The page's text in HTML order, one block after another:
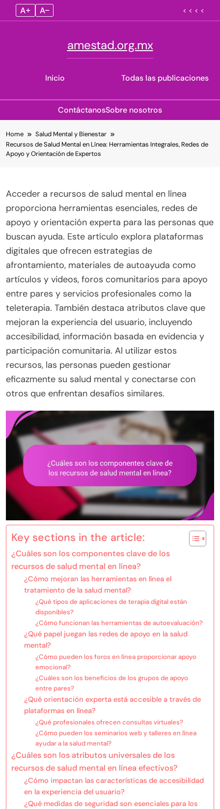
A+ A– < < < <
Inicio
amestad.org.mx
Todas las publicaciones
ContáctanosSobre nosotros
to
content
Home
Salud Mental y Bienestar
Recursos de Salud Mental en Línea: Herramientas Integrales, Redes de
Apoyo y Orientación de Expertos
Acceder a recursos de salud mental en línea
proporciona herramientas esenciales, redes de
apoyo y orientación experta para las personas que
buscan ayuda. Este artículo explora plataformas
digitales que ofrecen estrategias de
afrontamiento, materiales de autoayuda como
artículos y videos, foros comunitarios para apoyo
entre pares y servicios profesionales como la
teleterapia. También destaca atributos clave que
mejoran la experiencia del usuario, incluyendo
accesibilidad, información basada en evidencia y
participación comunitaria. Al utilizar estos
recursos, las personas pueden gestionar
eficazmente su salud mental y conectarse con
otros que enfrentan desafíos similares.
Key sections in the article:
¿Cuáles son los componentes clave de los
recursos de salud mental en línea?
¿Cómo mejoran las herramientas en línea el
tratamiento de la salud mental?
¿Qué tipos de aplicaciones de terapia digital están
disponibles?
¿Cómo funcionan las herramientas de autoevaluación?
¿Qué papel juegan las redes de apoyo en la salud
mental?
¿Cómo pueden los foros en línea proporcionar apoyo
emocional?
¿Cuáles son los beneficios de los grupos de apoyo
entre pares?
¿Qué orientación experta está accesible a través de
plataformas en línea?
¿Qué profesionales ofrecen consultas virtuales?
¿Cómo pueden los seminarios web y talleres en línea
ayudar a la salud mental?
¿Cuáles son los atributos universales de los
recursos de salud mental en línea efectivos?
¿Cómo impactan las características de accesibilidad
en la experiencia del usuario?
¿Qué medidas de seguridad son esenciales para los